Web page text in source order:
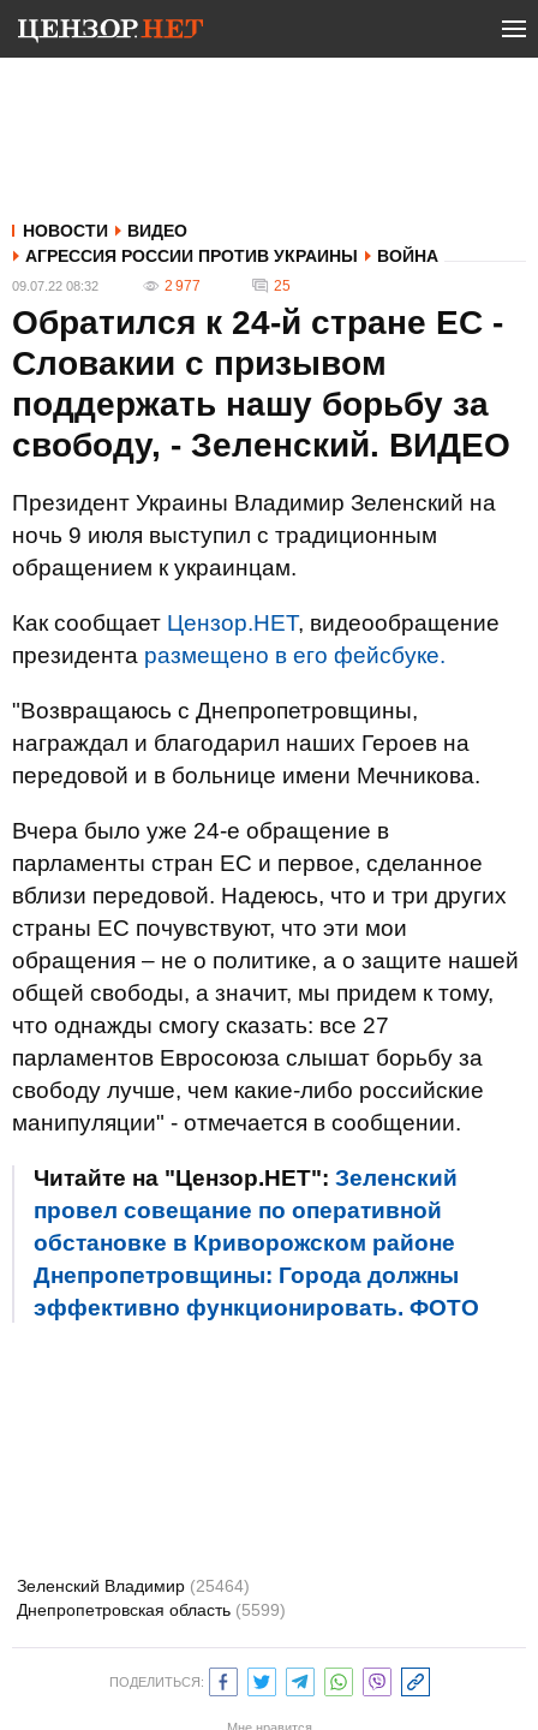
НОВОСТИ
ВИДЕО
АГРЕССИЯ РОССИИ ПРОТИВ УКРАИНЫ
ВОЙНА
09.07.22 08:32 2 977 25
Обратился к 24-й стране ЕС -
Словакии с призывом
поддержать нашу борьбу за
свободу, - Зеленский. ВИДЕО
Президент Украины Владимир Зеленский на
ночь 9 июля выступил с традиционным
обращением к украинцам.
Как сообщает Цензор.НЕТ, видеообращение
президента размещено в его фейсбуке.
"Возвращаюсь с Днепропетровщины,
награждал и благодарил наших Героев на
передовой и в больнице имени Мечникова.
Вчера было уже 24-е обращение в
парламенты стран ЕС и первое, сделанное
вблизи передовой. Надеюсь, что и три других
страны ЕС почувствуют, что эти мои
обращения – не о политике, а о защите нашей
общей свободы, а значит, мы придем к тому,
что однажды смогу сказать: все 27
парламентов Евросоюза слышат борьбу за
свободу лучше, чем какие-либо российские
манипуляции" - отмечается в сообщении.
Читайте на "Цензор.НЕТ": Зеленский
провел совещание по оперативной
обстановке в Криворожском районе
Днепропетровщины: Города должны
эффективно функционировать. ФОТО
Зеленский Владимир (25464)
Днепропетровская область (5599)
ПОДЕЛИТЬСЯ: